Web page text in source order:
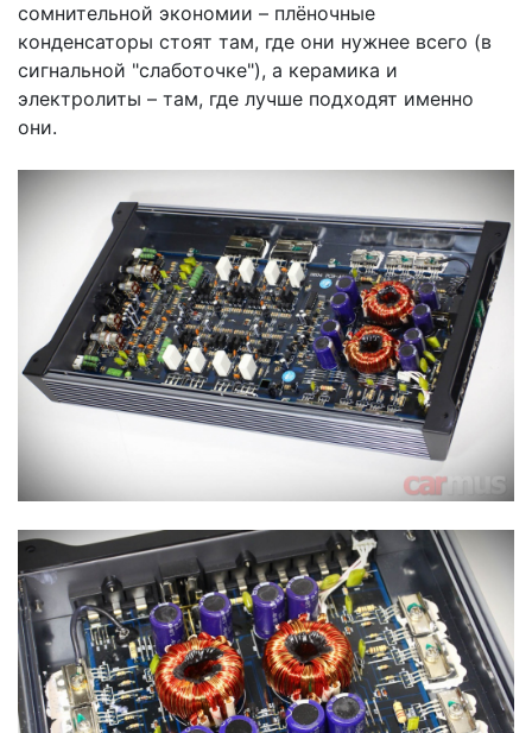
сомнительной экономии – плёночные
конденсаторы стоят там, где они нужнее всего (в
сигнальной "слаботочке"), а керамика и
электролиты – там, где лучше подходят именно
они.